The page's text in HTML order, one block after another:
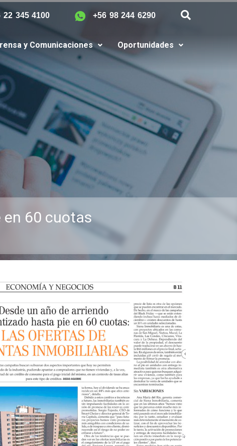
22 345 4100 +56 98 244 6290
y Comunicaciones Oportunidades
en 60 cuotas